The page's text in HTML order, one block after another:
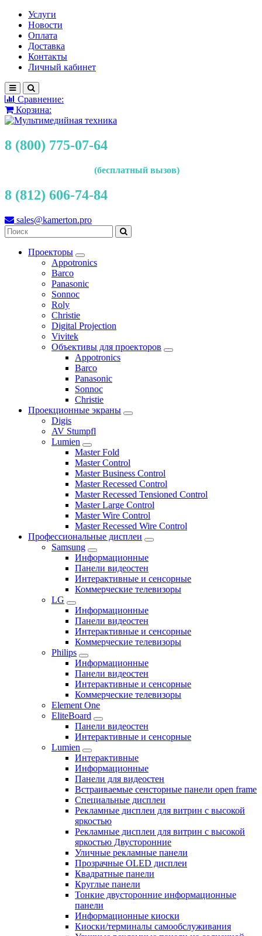
Услуги
Новости
Оплата
Доставка
Контакты
Личный кабинет
Сравнение:
Корзина:
8 (800) 775-07-64
(бесплатный вызов)
8 (812) 606-74-84
sales@kamerton.pro
Проекторы
Appotronics
Barco
Panasonic
Sonnoc
Roly
Christie
Digital Projection
Vivitek
Объективы для проекторов
Appotronics
Barco
Panasonic
Sonnoc
Сhristie
Проекционные экраны
Digis
AV Stumpfl
Lumien
Master Fold
Master Control
Master Business Control
Master Recessed Control
Master Recessed Tensioned Control
Master Large Control
Master Wire Control
Master Recessed Wire Control
Профессиональные дисплеи
Samsung
Информационные
Панели видеостен
Интерактивные и сенсорные
Коммерческие телевизоры
LG
Информационные
Панели видеостен
Интерактивные и сенсорные
Коммерческие телевизоры
Philips
Информационные
Панели видеостен
Интерактивные и сенсорные
Коммерческие телевизоры
Element One
EliteBoard
Панели видеостен
Интерактивные и сенсорные
Lumien
Интерактивные
Информационные
Панели для видеостен
Встраиваемые сенсторные панели open frame
Специальные дисплеи
Рекламные дисплеи для витрин с высокой
яркостью
Рекламные дисплеи для витрин с высокой
яркостью Двусторонние
Уличные рекламные панели
Прозрачные OLED дисплеи
Квадратные панели
Круглые панели
Тонкие двусторонние информационные
панели
Информационные киоски
Киоски/терминалы самообслуживания